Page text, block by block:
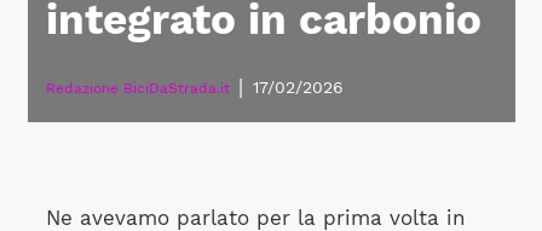
integrato in carbonio
Redazione BiciDaStrada.it 17/02/2026
Ne avevamo parlato per la prima volta in